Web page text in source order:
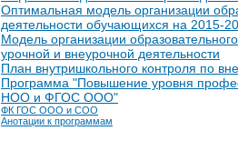
Оптимальная модель организации
деятельности обучающихся на 2015-
Модель организации
урочной и внеурочной деятельности
План внутришкольного контроля по
Программа "Повышение уровня
НОО и ФГОС ООО"
ФК ГОС ООО и СОО
Анотации к программам